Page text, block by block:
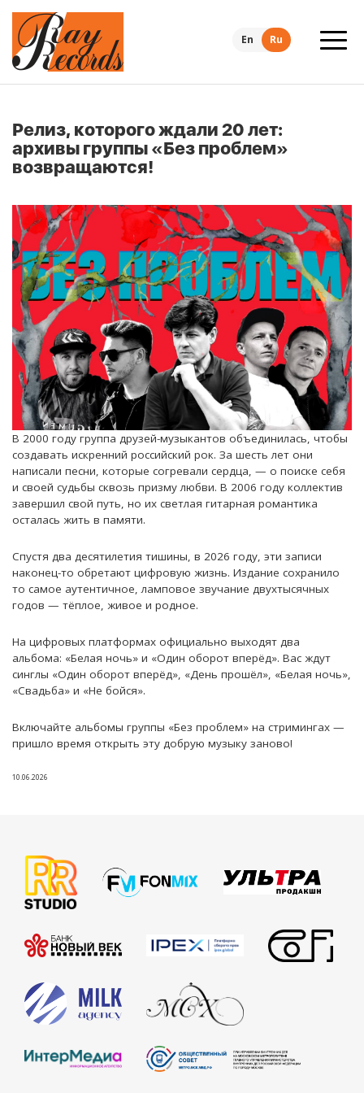
En Ru
Релиз, которого ждали 20 лет:
архивы группы «Без проблем»
возвращаются!
В 2000 году группа друзей-музыкантов объединилась, чтобы
создавать искренний российский рок. За шесть лет они
написали песни, которые согревали сердца, — о поиске себя
и своей судьбы сквозь призму любви. В 2006 году коллектив
завершил свой путь, но их светлая гитарная романтика
осталась жить в памяти.
Спустя два десятилетия тишины, в 2026 году, эти записи
наконец-то обретают цифровую жизнь. Издание сохранило
то самое аутентичное, ламповое звучание двухтысячных
годов — тёплое, живое и родное.
На цифровых платформах официально выходят два
альбома: «Белая ночь» и «Один оборот вперёд». Вас ждут
синглы «Один оборот вперёд», «День прошёл», «Белая ночь»,
«Свадьба» и «Не бойся».
Включайте альбомы группы «Без проблем» на стримингах —
пришло время открыть эту добрую музыку заново!
10.06.2026